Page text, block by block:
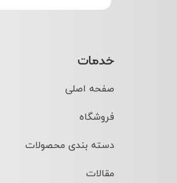
خدمات
صفحه اصلی
فروشگاه
دسته بندی محصولات
مقالات